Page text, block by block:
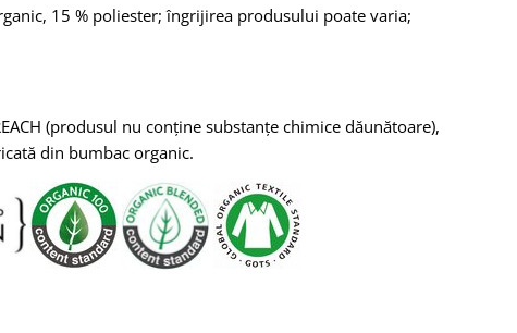
15 % poliester; îngrijirea produsului poate varia;
(produsul nu conține substanțe chimice dăunătoare),
din bumbac organic.